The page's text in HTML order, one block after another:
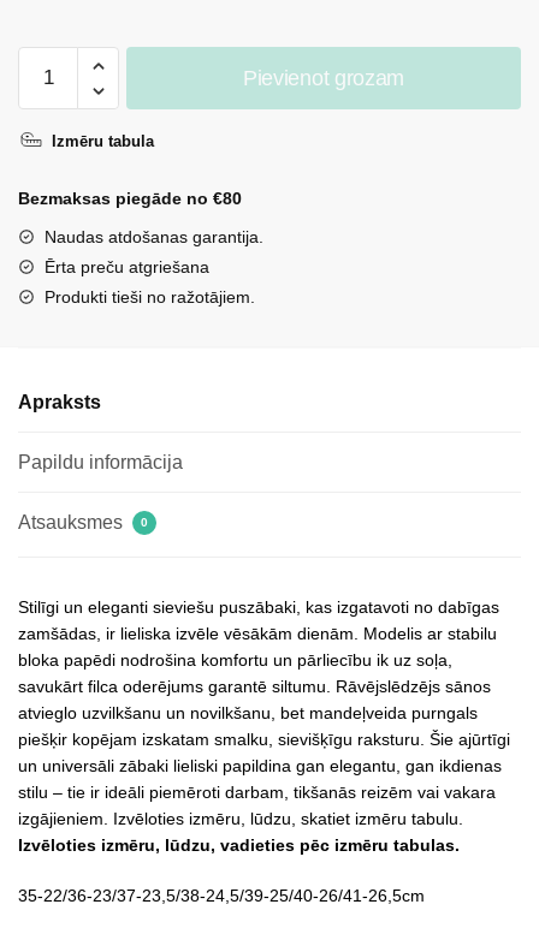
4216
zamšādas
uz
papēža
ar
ielocēm
Pievienot grozam
Izmēru tabula
Bezmaksas piegāde no €80
Naudas atdošanas garantija.
Ērta preču atgriešana
Produkti tieši no ražotājiem.
Apraksts
Papildu informācija
Atsauksmes 0
Stilīgi un eleganti sieviešu puszābaki, kas izgatavoti no dabīgas
zamšādas, ir lieliska izvēle vēsākām dienām. Modelis ar stabilu
bloka papēdi nodrošina komfortu un pārliecību ik uz soļa,
savukārt filca oderējums garantē siltumu. Rāvējslēdzējs sānos
atvieglo uzvilkšanu un novilkšanu, bet mandeļveida purngals
piešķir kopējam izskatam smalku, sievišķīgu raksturu. Šie ajūrtīgi
un universāli zābaki lieliski papildina gan elegantu, gan ikdienas
stilu – tie ir ideāli piemēroti darbam, tikšanās reizēm vai vakara
izgājieniem. Izvēloties izmēru, lūdzu, skatiet izmēru tabulu.
Izvēloties izmēru, lūdzu, vadieties pēc izmēru tabulas.
35-22/36-23/37-23,5/38-24,5/39-25/40-26/41-26,5cm